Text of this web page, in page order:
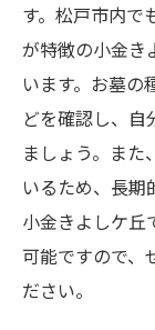
す。松戸市内で
が特徴の小金き
います。お墓の
どを確認し、
ましょう。また
いるため、長期
小金きよしケ丘
可能ですので、
ださい。